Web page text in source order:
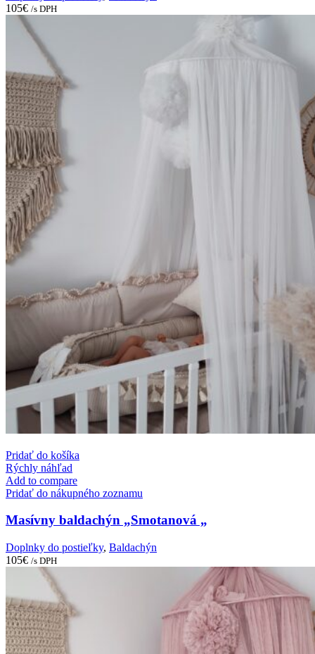
105€ /s DPH
Pridať do košíka
Rýchly náhľad
Add to compare
Pridať do nákupného zoznamu
Masívny baldachýn „Smotanová „
Doplnky do postieľky, Baldachýn
105€ /s DPH